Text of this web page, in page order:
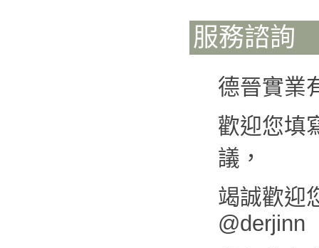
服務諮詢
德晉實業
歡迎您填
議，
竭誠歡迎
@derjinn